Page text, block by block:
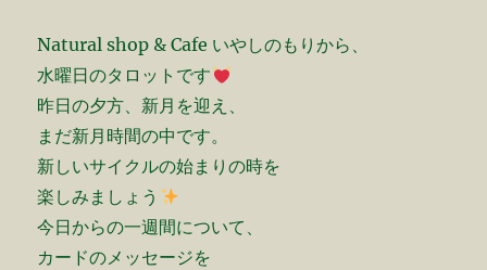
Natural shop & Cafe いやしのもりから、
水曜日のタロットです
昨日の夕方、新月を迎え、
まだ新月時間の中です。
新しいサイクルの始まりの時を
楽しみましょう
今日からの一週間について、
カードのメッセージを